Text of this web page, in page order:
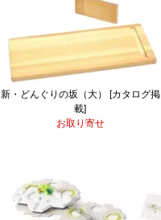
新・どんぐりの坂（大） [カタログ掲
載]
お取り寄せ